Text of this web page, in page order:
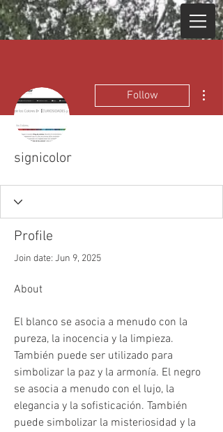
Follow
signicolor
Profile
Join date: Jun 9, 2025
About
El blanco se asocia a menudo con la
pureza, la inocencia y la limpieza.
También puede ser utilizado para
simbolizar la paz y la armonía. El negro
se asocia a menudo con el lujo, la
elegancia y la sofisticación. También
puede simbolizar la misteriosidad y la